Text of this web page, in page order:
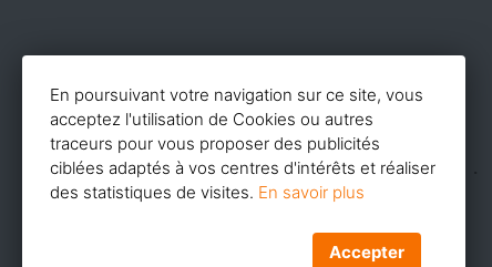
En poursuivant votre navigation sur ce site, vous
acceptez l'utilisation de Cookies ou autres
traceurs pour vous proposer des publicités
ciblées adaptés à vos centres d'intérêts et réaliser
des statistiques de visites. En savoir plus
Accepter